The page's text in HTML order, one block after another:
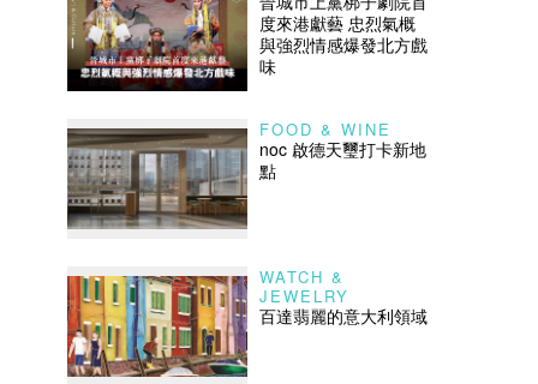
度來港獻藝 忠烈氣概
與強烈情感爆發北方戲
味
FOOD & WINE
noc 啟德天璽打卡新地
點
WATCH &
JEWELRY
百達翡麗的意大利領域